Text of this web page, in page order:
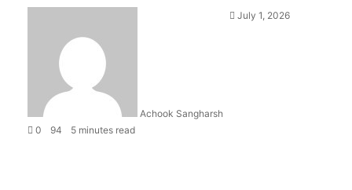
Achook Sangharsh
July 1, 2026
0 94 5 minutes read